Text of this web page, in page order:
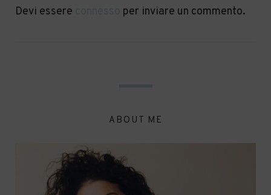
Devi essere per inviare un commento.
ABOUT ME